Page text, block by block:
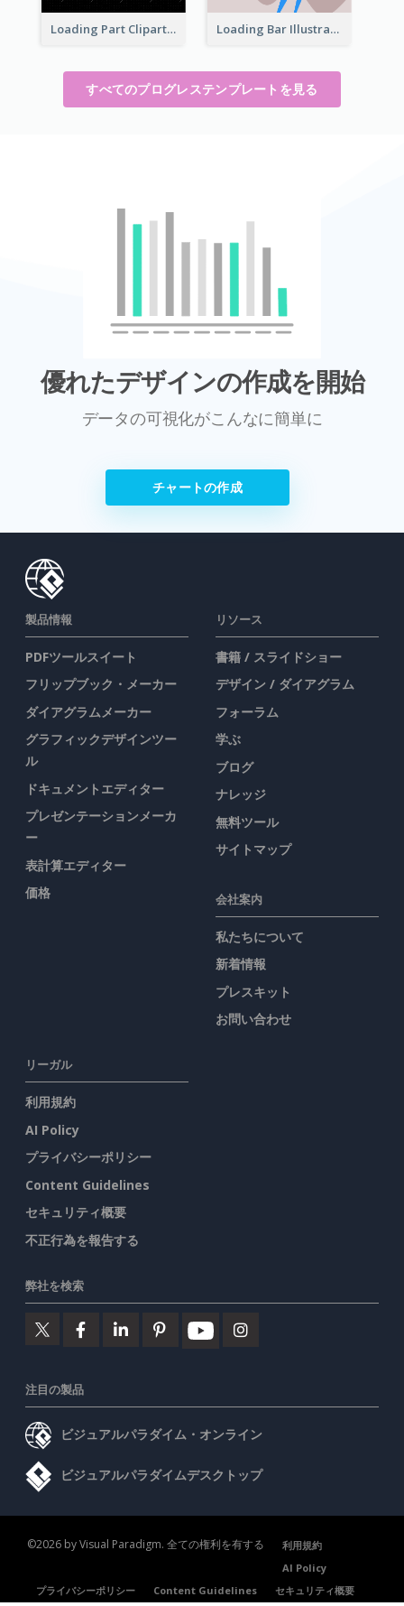
Loading Part Clipart Loading Bar Illustration
すべてのプログレステンプレートを見る
優れたデザインの作成を開始
データの可視化がこんなに簡単に
チャートの作成
製品情報
PDFツールスイート
フリップブック・メーカー
ダイアグラムメーカー
グラフィックデザインツー
ル
ドキュメントエディター
プレゼンテーションメーカ
ー
表計算エディター
価格
リソース
書籍 / スライドショー
デザイン / ダイアグラム
フォーラム
学ぶ
ブログ
ナレッジ
無料ツール
サイトマップ
会社案内
私たちについて
新着情報
プレスキット
お問い合わせ
リーガル
利用規約
AI Policy
プライバシーポリシー
Content Guidelines
セキュリティ概要
不正行為を報告する
弊社を検索
注目の製品
ビジュアルパラダイム・オンライン
ビジュアルパラダイムデスクトップ
©2026 by Visual Paradigm. 全ての権利を有する
利用規約
AI Policy
プライバシーポリシー
Content Guidelines セキュリティ概要